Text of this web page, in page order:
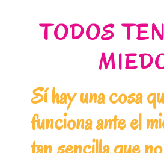
TODOS
Sí hay una cosa
funciona ante el